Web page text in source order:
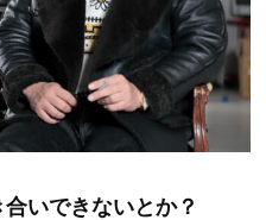
いできないとか？